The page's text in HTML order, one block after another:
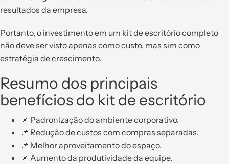
resultados da empresa.
Portanto, o investimento em um kit de escritório completo
não deve ser visto apenas como custo, mas sim como
estratégia de crescimento.
Resumo dos principais
benefícios do kit de escritório
📌 Padronização do ambiente corporativo.
📌 Redução de custos com compras separadas.
📌 Melhor aproveitamento do espaço.
📌 Aumento da produtividade da equipe.